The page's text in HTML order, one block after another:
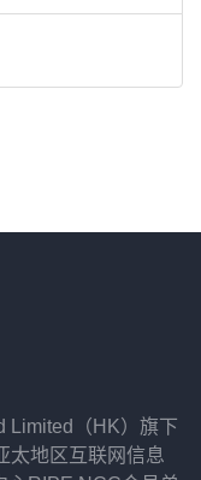
Limited（HK）旗下
太地区互联网信息